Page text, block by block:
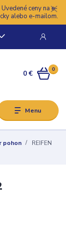
ceny na e-
alebo e-mailom.
Menu
0
0 €
pohon
REIFEN